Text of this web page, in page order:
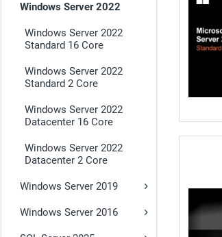
Windows Server 2022
Windows Server 2022
Standard 16 Core
Windows Server 2022
Standard 2 Core
Windows Server 2022
Datacenter 16 Core
Windows Server 2022
Datacenter 2 Core
Windows Server 2019
Windows Server 2016